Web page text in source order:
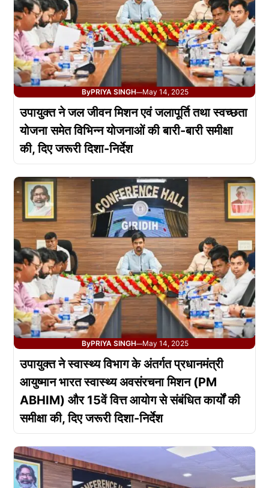
ByPRIYA SINGH—May 14, 2025
उपायुक्त ने जल जीवन मिशन एवं जलापूर्ति तथा स्वच्छता
योजना समेत विभिन्न योजनाओं की बारी-बारी समीक्षा
की, दिए जरूरी दिशा-निर्देश
ByPRIYA SINGH—May 14, 2025
उपायुक्त ने स्वास्थ्य विभाग के अंतर्गत प्रधानमंत्री
आयुष्मान भारत स्वास्थ्य अवसंरचना मिशन (PM
ABHIM) और 15वें वित्त आयोग से संबंधित कार्यों की
समीक्षा की, दिए जरूरी दिशा-निर्देश